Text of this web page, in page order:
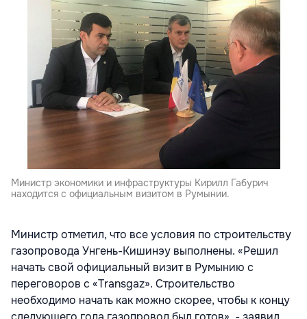
Министр экономики и инфраструктуры Кирилл Габурич
находится с официальным визитом в Румынии.
Министр отметил, что все условия по строительству
газопровода Унгень-Кишинэу выполнены. «Решил
начать свой официальный визит в Румынию с
переговоров с «Transgaz». Строительство
необходимо начать как можно скорее, чтобы к концу